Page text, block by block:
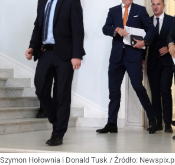
Szymon Hołownia i Donald Tusk / Źródło: Newspix.pl